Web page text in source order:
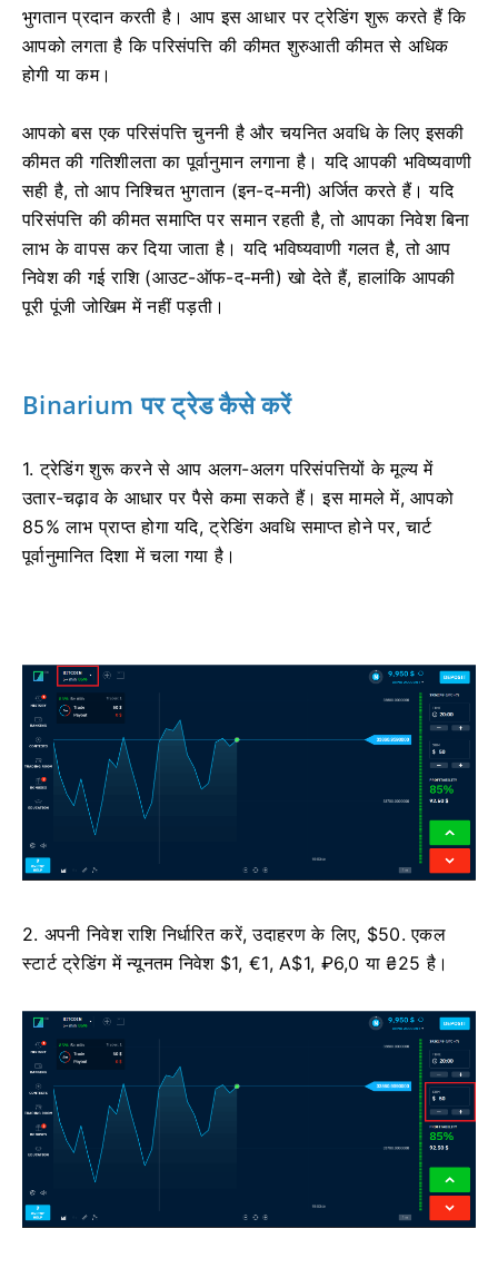
भुगतान प्रदान करती है। आप इस आधार पर ट्रेडिंग शुरू करते हैं कि
आपको लगता है कि परिसंपत्ति की कीमत शुरुआती कीमत से अधिक
होगी या कम।
आपको बस एक परिसंपत्ति चुननी है और चयनित अवधि के लिए इसकी
कीमत की गतिशीलता का पूर्वानुमान लगाना है। यदि आपकी भविष्यवाणी
सही है, तो आप निश्चित भुगतान (इन-द-मनी) अर्जित करते हैं। यदि
परिसंपत्ति की कीमत समाप्ति पर समान रहती है, तो आपका निवेश बिना
लाभ के वापस कर दिया जाता है। यदि भविष्यवाणी गलत है, तो आप
निवेश की गई राशि (आउट-ऑफ-द-मनी) खो देते हैं, हालांकि आपकी
पूरी पूंजी जोखिम में नहीं पड़ती।
Binarium पर ट्रेड कैसे करें
1. ट्रेडिंग शुरू करने से आप अलग-अलग परिसंपत्तियों के मूल्य में
उतार-चढ़ाव के आधार पर पैसे कमा सकते हैं। इस मामले में, आपको
85% लाभ प्राप्त होगा यदि, ट्रेडिंग अवधि समाप्त होने पर, चार्ट
पूर्वानुमानित दिशा में चला गया है।
2. अपनी निवेश राशि निर्धारित करें, उदाहरण के लिए, $50. एकल
स्टार्ट ट्रेडिंग में न्यूनतम निवेश $1, €1, A$1, ₽6,0 या ₴25 है।